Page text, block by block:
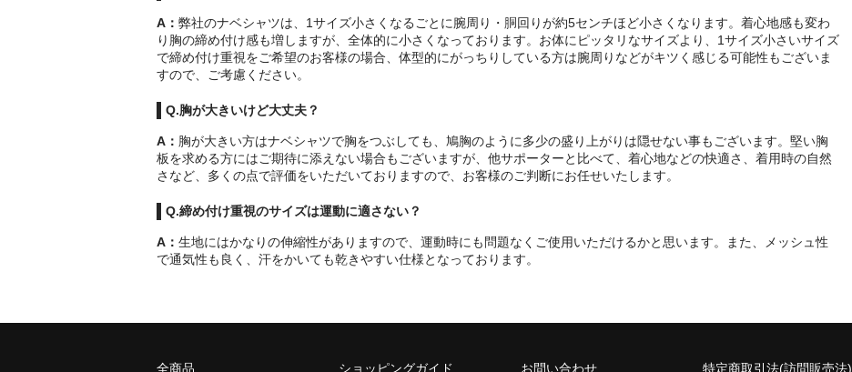
A： 弊社のナベシャツは、1サイズ小さくなるごとに腕周り・胴回りが約5センチほど小さくなります。着心地感も変わ
り胸の締め付け感も増しますが、全体的に小さくなっております。お体にピッタリなサイズより、1サイズ小さいサイズ
で締め付け重視をご希望のお客様の場合、体型的にがっちりしている方は腕周りなどがキツく感じる可能性もございま
すので、ご考慮ください。
Q.胸が大きいけど大丈夫？
A： 胸が大きい方はナベシャツで胸をつぶしても、鳩胸のように多少の盛り上がりは隠せない事もございます。堅い胸
板を求める方にはご期待に添えない場合もございますが、他サポーターと比べて、着心地などの快適さ、着用時の自然
さなど、多くの点で評価をいただいておりますので、お客様のご判断にお任せいたします。
Q.締め付け重視のサイズは運動に適さない？
A： 生地にはかなりの伸縮性がありますので、運動時にも問題なくご使用いただけるかと思います。また、メッシュ性
で通気性も良く、汗をかいても乾きやすい仕様となっております。
全商品 ショッピングガイド お問い合わせ 特定商取引法(訪問販売法)